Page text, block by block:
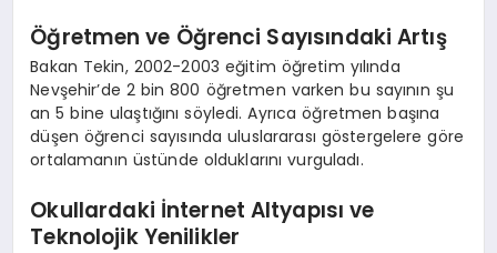
Öğretmen ve Öğrenci Sayısındaki Artış
Bakan Tekin, 2002-2003 eğitim öğretim yılında
Nevşehir’de 2 bin 800 öğretmen varken bu sayının şu
an 5 bine ulaştığını söyledi. Ayrıca öğretmen başına
düşen öğrenci sayısında uluslararası göstergelere göre
ortalamanın üstünde olduklarını vurguladı.
Okullardaki İnternet Altyapısı ve
Teknolojik Yenilikler